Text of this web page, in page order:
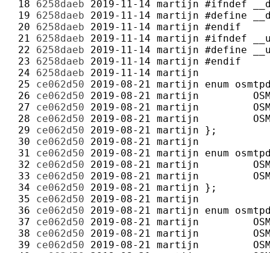
18 6258daeb 2019-11-14 martijn
19 6258daeb 2019-11-14 martijn
20 6258daeb 2019-11-14 martijn
21 6258daeb 2019-11-14 martijn
22 6258daeb 2019-11-14 martijn
23 6258daeb 2019-11-14 martijn
24 6258daeb 2019-11-14 martijn
25 ce062d50 2019-08-21 martijn
26 ce062d50 2019-08-21 martijn
27 ce062d50 2019-08-21 martijn
28 ce062d50 2019-08-21 martijn
29 ce062d50 2019-08-21 martijn
30 ce062d50 2019-08-21 martijn
31 ce062d50 2019-08-21 martijn
32 ce062d50 2019-08-21 martijn
33 ce062d50 2019-08-21 martijn
34 ce062d50 2019-08-21 martijn
35 ce062d50 2019-08-21 martijn
36 ce062d50 2019-08-21 martijn
37 ce062d50 2019-08-21 martijn
38 ce062d50 2019-08-21 martijn
39 ce062d50 2019-08-21 martijn